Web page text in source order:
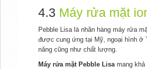
4.3 Máy rửa mặt
Pebble Lisa là nhãn hàng máy rửa
được cung ứng tại Mỹ, ngoại hình ở
năng cũng như chất lượng.
Máy rửa mặt Pebble Lisamang khả